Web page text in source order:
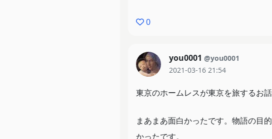
0
you0001 @you0001
2021-03-16 21:54
東京のホームレスが東京を旅するお話
まあまあ面白かったです。物語の目
かったです。